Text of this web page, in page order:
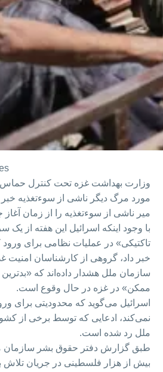
وزارت بهداشت غزه تحت کنترل
مورد مرگ دیگر ناشی از سوءتغذیه
میر ناشی از سوءتغذیه را از زمان آغاز جنگ به ۱۵۴
با وجود اینکه اسرائیل این هفته از
تاکتیکی» در عملیات نظامی برای
خبر داد، گروهی از کارشناسان امنیت
سازمان ملل هشدار داده‌اند که
ممکن» در غزه در حال وقوع است.
اسرائیل می‌گوید که محدودیتی برای
نمی‌کند، ادعایی که توسط برخی از
ملل رد شده است.
طبق گزارش دفتر حقوق بشر سازمان
بیش از هزار فلسطینی در جریان